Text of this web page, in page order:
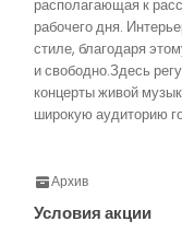
располагающая к
рабочего дня.
стиле, благодаря
и свободно.Здесь
концерты живой
широкую аудиторию
Архив
Условия акции